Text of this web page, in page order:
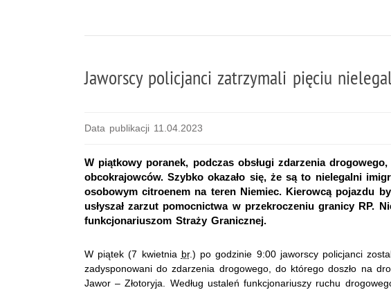
Jaworscy policjanci zatrzymali pięciu
Data publikacji 11.04.2023
W piątkowy poranek, podczas obsługi zdarzenia
obcokrajowców. Szybko okazało się, że są to nielegalni
osobowym citroenem na teren Niemiec. Kierowcą pojazdu
usłyszał zarzut pomocnictwa w przekroczeniu granicy RP.
funkcjonariuszom Straży Granicznej.
W piątek (7 kwietnia br.) po godzinie 9:00 jaworscy policjanci
zadysponowani do zdarzenia drogowego, do którego doszło na
Jawor – Złotoryja. Według ustaleń funkcjonariuszy ruchu